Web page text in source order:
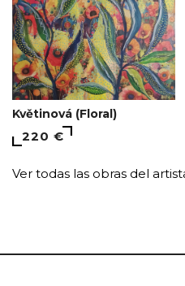
Květinová (Floral)
220 €
Ver todas las obras del